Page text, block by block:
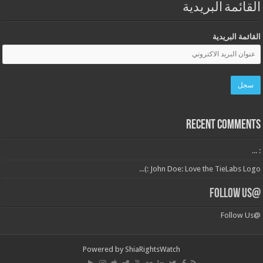
القائمة البريدية
القائمة البريدية
Recent Comments
: ...
John Doe: Love the TieLabs Logo :)...
@Follow Us
@Follow Us
Powered by ShiaRightsWatch